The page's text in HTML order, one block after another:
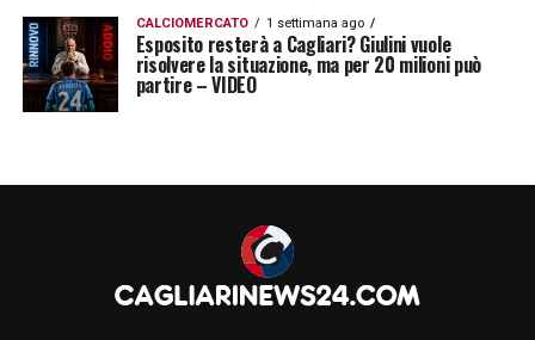
CALCIOMERCATO 1 settimana ago
Esposito resterà a Cagliari? Giulini vuole
risolvere la situazione, ma per 20 milioni può
partire – VIDEO